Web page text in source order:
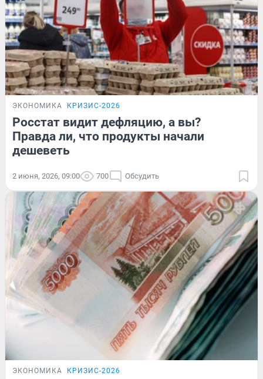
ЭКОНОМИКА КРИЗИС-2026
Росстат видит дефляцию, а вы?
Правда ли, что продукты начали
дешеветь
2 июня, 2026, 09:00 700 Обсудить
ЭКОНОМИКА КРИЗИС-2026